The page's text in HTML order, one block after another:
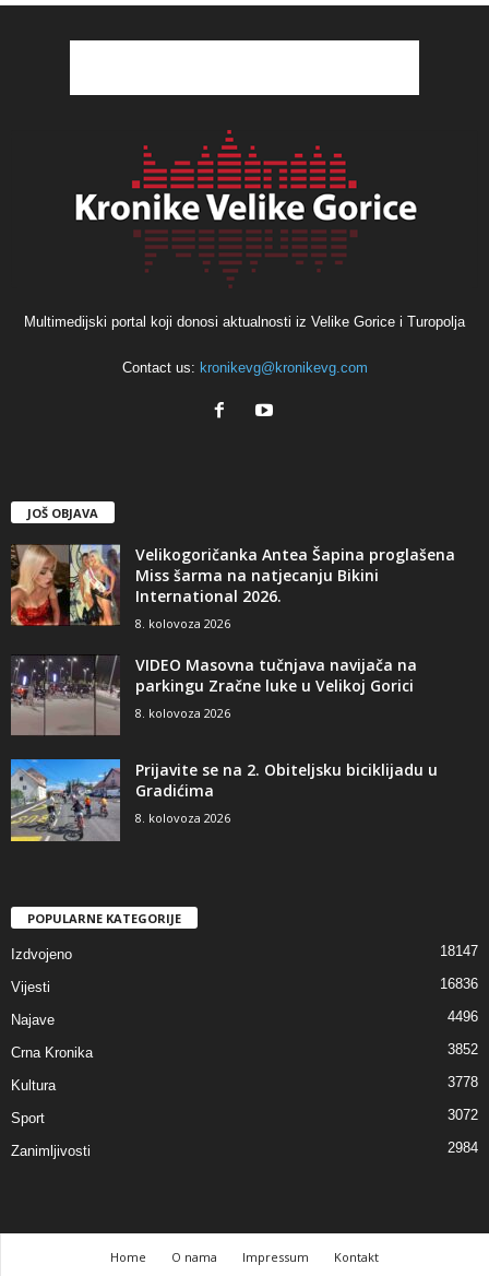
Multimedijski portal koji donosi aktualnosti iz Velike Gorice i Turopolja
Contact us: kronikevg@kronikevg.com
JOŠ OBJAVA
Velikogoričanka Antea Šapina proglašena
Miss šarma na natjecanju Bikini
International 2026.
8. kolovoza 2026
VIDEO Masovna tučnjava navijača na
parkingu Zračne luke u Velikoj Gorici
8. kolovoza 2026
Prijavite se na 2. Obiteljsku biciklijadu u
Gradićima
8. kolovoza 2026
POPULARNE KATEGORIJE
Izdvojeno 18147
Vijesti 16836
Najave 4496
Crna Kronika 3852
Kultura 3778
Sport 3072
Zanimljivosti 2984
Home O nama Impressum Kontakt